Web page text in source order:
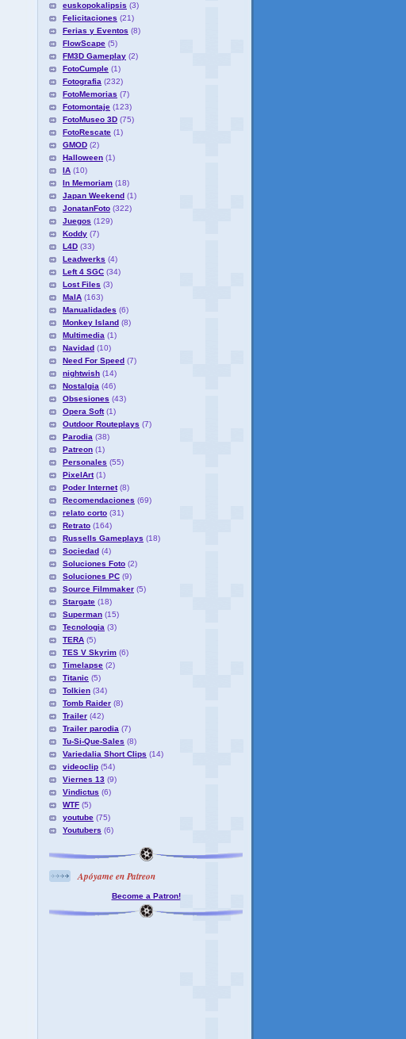
euskopokalipsis (3)
Felicitaciones (21)
Ferias y Eventos (8)
FlowScape (5)
FM3D Gameplay (2)
FotoCumple (1)
Fotografia (232)
FotoMemorias (7)
Fotomontaje (123)
FotoMuseo 3D (75)
FotoRescate (1)
GMOD (2)
Halloween (1)
IA (10)
In Memoriam (18)
Japan Weekend (1)
JonatanFoto (322)
Juegos (129)
Koddy (7)
L4D (33)
Leadwerks (4)
Left 4 SGC (34)
Lost Files (3)
MaIA (163)
Manualidades (6)
Monkey Island (8)
Multimedia (1)
Navidad (10)
Need For Speed (7)
nightwish (14)
Nostalgia (46)
Obsesiones (43)
Opera Soft (1)
Outdoor Routeplays (7)
Parodia (38)
Patreon (1)
Personales (55)
PixelArt (1)
Poder Internet (8)
Recomendaciones (69)
relato corto (31)
Retrato (164)
Russells Gameplays (18)
Sociedad (4)
Soluciones Foto (2)
Soluciones PC (9)
Source Filmmaker (5)
Stargate (18)
Superman (15)
Tecnologia (3)
TERA (5)
TES V Skyrim (6)
Timelapse (2)
Titanic (5)
Tolkien (34)
Tomb Raider (8)
Trailer (42)
Trailer parodia (7)
Tu-Si-Que-Sales (8)
Variedalia Short Clips (14)
videoclip (54)
Viernes 13 (9)
Vindictus (6)
WTF (5)
youtube (75)
Youtubers (6)
Apóyame en Patreon
Become a Patron!